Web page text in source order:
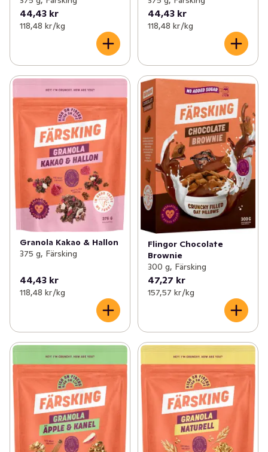
44,43 kr
118,48 kr /kg
44,43 kr
118,48 kr /kg
Granola Kakao & Hallon
375 g, Färsking
44,43 kr
118,48 kr /kg
Flingor Chocolate
Brownie
300 g, Färsking
47,27 kr
157,57 kr /kg